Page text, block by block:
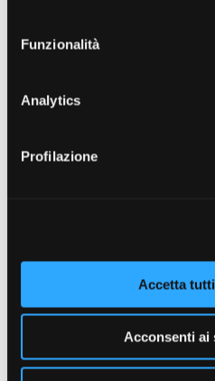
Funzionalità
Analytics
Profilazione
Accetta
Acconsenti ai
Contenuti a cura di